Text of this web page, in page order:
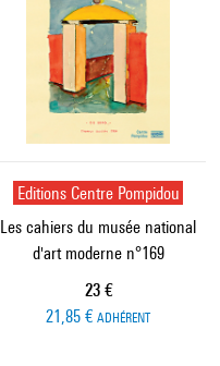
Editions Centre Pompidou
Les cahiers du musée national
d'art moderne n°169
Prix ​​actuel
23 €
21,85 € ADHÉRENT